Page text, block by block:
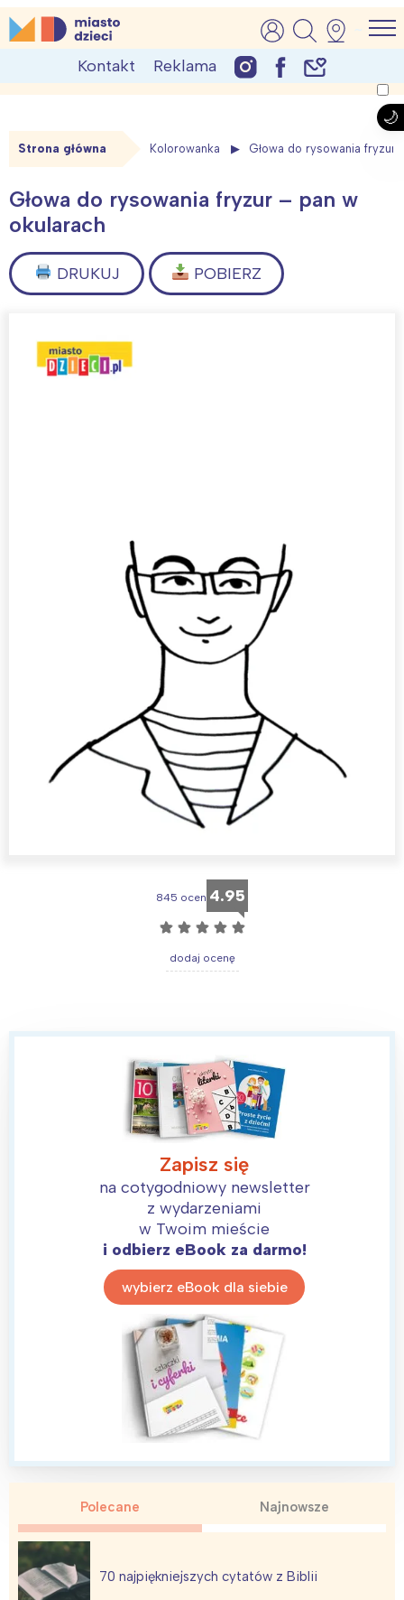
Skip
to
MiastoDzieci.pl
atrakcje dla dzieci, wydarzenia, imprezy rodzinne
Kontakt Reklama
Strona główna Kolorowanka Głowa do rysowania fryzur
Głowa do rysowania fryzur – pan w
okularach
DRUKUJ POBIERZ
845 ocen 4.95
☆ ☆ ☆ ☆ ☆
dodaj ocenę
Zapisz się
na cotygodniowy newsletter
z wydarzeniami
w Twoim mieście
i odbierz eBook za darmo!
wybierz eBook dla siebie
Polecane Najnowsze
70 najpiękniejszych cytatów z Biblii